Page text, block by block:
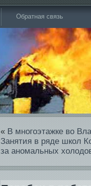
Обратная связь
« В многоэтажке во
Занятия в ряде школ
за аномальных